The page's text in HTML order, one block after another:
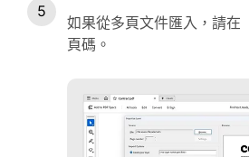
如果從多頁文件匯入，請在
頁碼。